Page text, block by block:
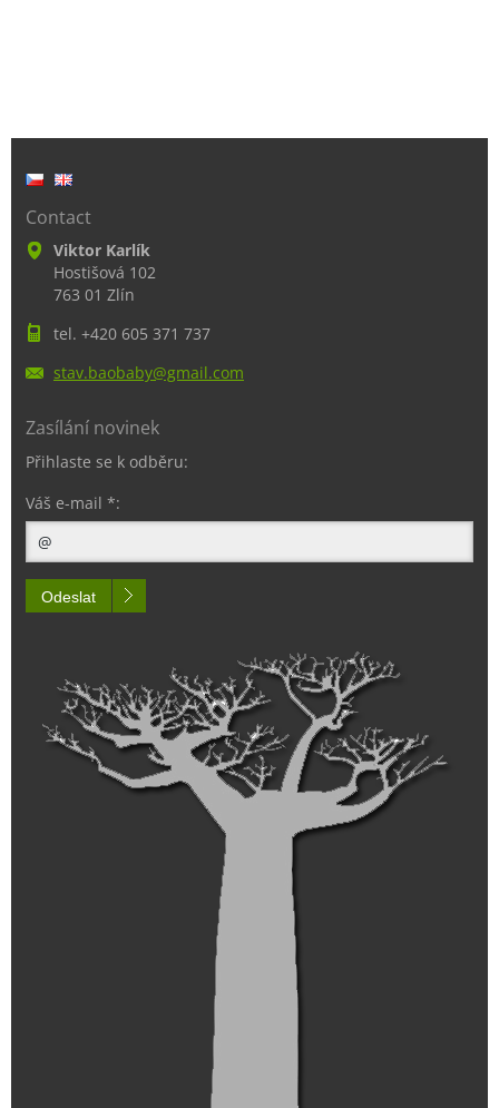
Contact
Viktor Karlík
Hostišová 102
763 01 Zlín
tel. +420 605 371 737
stav.baobaby@gmail.com
Zasílání novinek
Přihlaste se k odběru:
Váš e-mail *:
Odeslat